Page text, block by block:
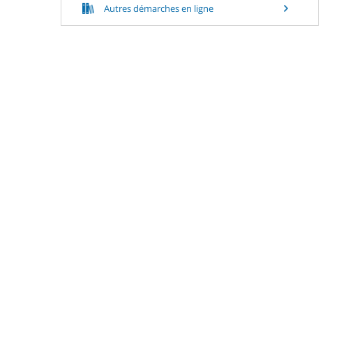
Autres démarches en ligne